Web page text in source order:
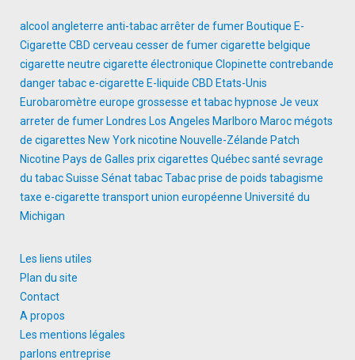
alcool angleterre anti-tabacarrêter de fumer Boutique E-
Cigarette CBD cerveau cesser de fumercigarette belgique
cigarette neutre cigarette électronique Clopinette contrebande
danger tabace-cigarette E-liquide CBD Etats-Unis
Eurobaromètre europe grossesse et tabac hypnose Je veux
arreter de fumer Londres Los Angeles Marlboro Marocmégots
de cigarettes New Yorknicotine Nouvelle-Zélande Patch
Nicotine Pays de Galles prix cigarettes Québecsanté sevrage
du tabacSuisse SénattabacTabac prise de poids tabagisme
taxe e-cigarette transportunion européenne Université du
Michigan
Les liens utiles
Plan du site
Contact
A propos
Les mentions légales
parlons entreprise